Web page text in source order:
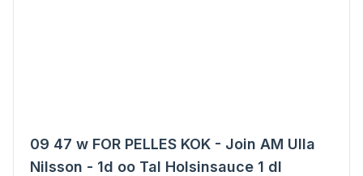
09 47 w FOR PELLES KOK - Join AM Ulla
Nilsson - 1d oo Tal Holsinsauce 1 dl